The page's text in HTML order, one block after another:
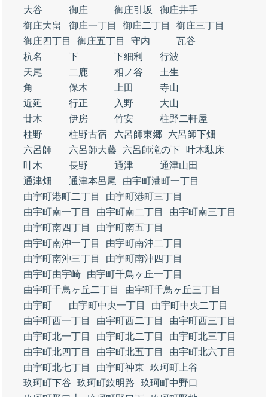
大谷
御庄 御庄引坂
御庄井手
御庄大畠
御庄一丁目 御庄二丁目
御庄三丁目
御庄四丁目
御庄五丁目 守内
瓦谷
杭名
下 下細利
行波
天尾
二鹿 相ノ谷
土生
角
保木 上田
寺山
近延
行正 入野
大山
廿木
伊房 竹安
柱野二軒屋
柱野
柱野古宿 六呂師東郷
六呂師下畑
六呂師
六呂師大藤 六呂師滝の下
叶木駄床
叶木
長野 通津
通津山田
通津畑
通津本呂尾
由宇町港町一丁目
由宇町港町二丁目
由宇町港町三丁目
由宇町南一丁目
由宇町南二丁目
由宇町南三丁目
由宇町南四丁目
由宇町南五丁目
由宇町南沖一丁目
由宇町南沖二丁目
由宇町南沖三丁目
由宇町南沖四丁目
由宇町由宇崎
由宇町千鳥ヶ丘一丁目
由宇町千鳥ヶ丘二丁目
由宇町千鳥ヶ丘三丁目
由宇町
由宇町中央一丁目
由宇町中央二丁目
由宇町西一丁目
由宇町西二丁目
由宇町西三丁目
由宇町北一丁目
由宇町北二丁目
由宇町北三丁目
由宇町北四丁目
由宇町北五丁目
由宇町北六丁目
由宇町北七丁目
由宇町神東
玖珂町上谷
玖珂町下谷
玖珂町欽明路
玖珂町中野口